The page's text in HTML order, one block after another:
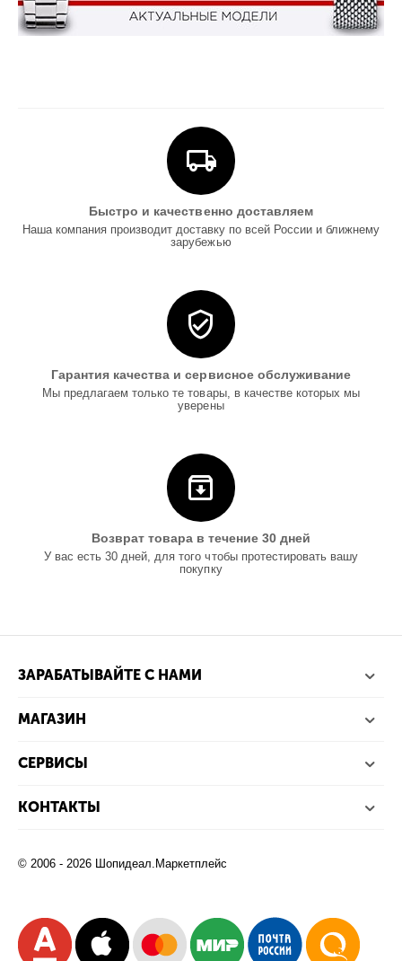
Быстро и качественно доставляем
Наша компания производит доставку по всей России и ближнему
зарубежью
Гарантия качества и сервисное обслуживание
Мы предлагаем только те товары, в качестве которых мы
уверены
Возврат товара в течение 30 дней
У вас есть 30 дней, для того чтобы протестировать вашу
покупку
ЗАРАБАТЫВАЙТЕ С НАМИ
МАГАЗИН
СЕРВИСЫ
КОНТАКТЫ
© 2006 - 2026 Шопидеал.Маркетплейс